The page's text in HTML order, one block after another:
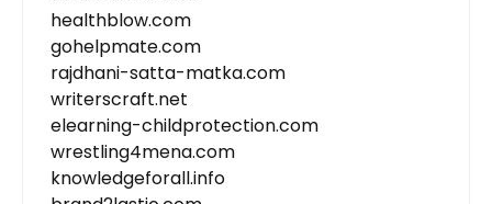
healthblow.com
gohelpmate.com
rajdhani-satta-matka.com
writerscraft.net
elearning-childprotection.com
wrestling4mena.com
knowledgeforall.info